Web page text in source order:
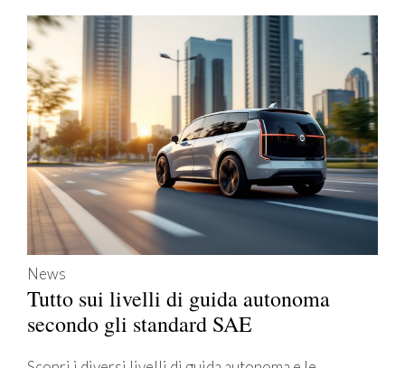
News
Tutto sui livelli di guida autonoma
secondo gli standard SAE